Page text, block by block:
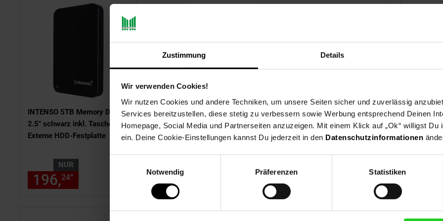
Zustimmung Details
Wir verwenden Cookies!
Wir nutzen Cookies und andere Techniken, um unsere Seiten sicher und zuverlässig
Services bereitzustellen, diese stetig zu verbessern sowie Werbung entsprechend Deinen
Homepage, Social Media und Partnerseiten anzuzeigen. Mit einem Klick auf „Ok“ willigst Du
ein. Deine Cookie-Einstellungen kannst Du jederzeit in den Datenschutzinformationen
Notwendig
Präferenzen Statistiken
INTENSO 5TB Memory Drive
2.5" schwarz inkl. Tasche
Externe HDD-Festplatte
NUR
196,24* € Sternchen Fußnote, Details am Seitenende
Intenso Wireless Charger
27,21 € Sternchen Fußnote,
Intenso Power Adapter
W65ACC GaN, USB Netzteil
mit 1x USB-A und 2x USB-C
7806510)
31, 47 €
Intenso
20000
USB-A,